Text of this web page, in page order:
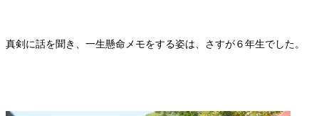
真剣に話を聞き、一生懸命メモをする姿は、さすが６年生でした。